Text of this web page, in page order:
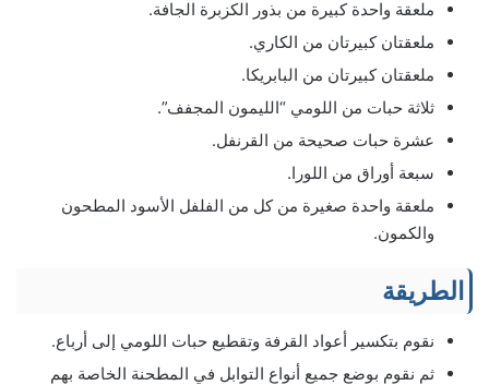
ملعقة واحدة كبيرة من بذور الكزبرة الجافة.
ملعقتان كبيرتان من الكاري.
ملعقتان كبيرتان من البابريكا.
ثلاثة حبات من اللومي “الليمون المجفف”.
عشرة حبات صحيحة من القرنفل.
سبعة أوراق من اللورا.
ملعقة واحدة صغيرة من كل من الفلفل الأسود المطحون
والكمون.
الطريقة
نقوم بتكسير أعواد القرفة وتقطيع حبات اللومي إلى أرباع.
ثم نقوم بوضع جميع أنواع التوابل في المطحنة الخاصة بهم